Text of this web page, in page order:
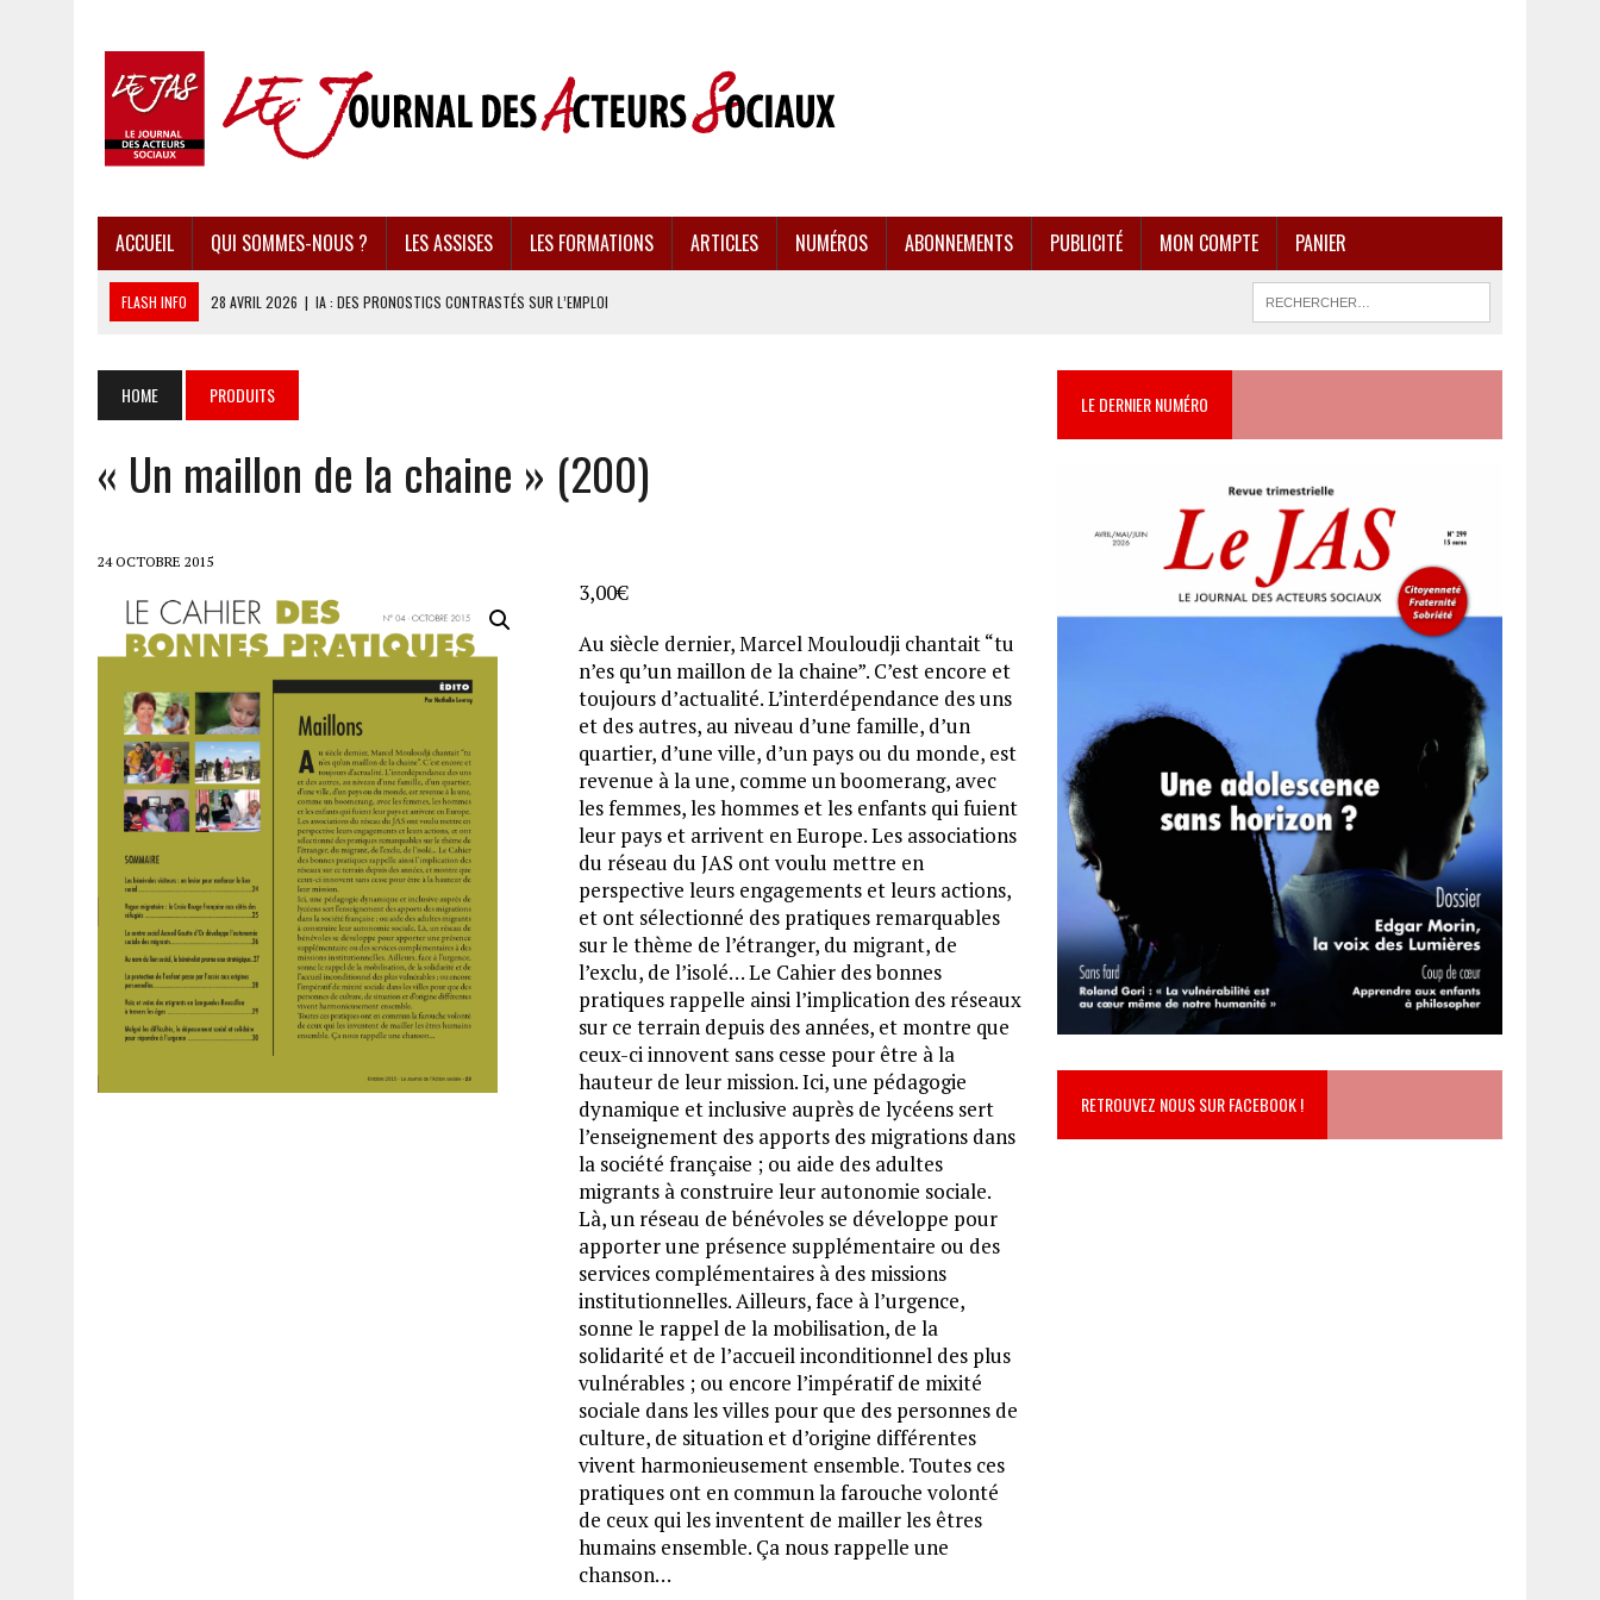
ACCUEIL QUI SOMMES-NOUS ? LES ASSISES LES FORMATIONS ARTICLES NUMÉROS ABONNEMENTS PUBLICITÉ MON COMPTE PANIER
FLASH INFO 28 AVRIL 2026 | IA : DES PRONOSTICS CONTRASTÉS SUR L’EMPLOI
28 AVRIL 2026 | PRESSE D’INFORMATION : UNE ÉCONOMIE DANGEREUSEMENT FRAGILISÉE
28 AVRIL 2026
CARAÏBES : LES RÉCIFS CORALLIENS AU BORD DE L’EFFONDREMENT
HOME PRODUITS
« Un maillon de la chaine » (200)
24 OCTOBRE 2015
3,00€
Au siècle dernier, Marcel Mouloudji chantait “tu
n’es qu’un maillon de la chaine”. C’est encore et
toujours d’actualité. L’interdépendance des uns
et des autres, au niveau d’une famille, d’un
quartier, d’une ville, d’un pays ou du monde, est
revenue à la une, comme un boomerang, avec
les femmes, les hommes et les enfants qui fuient
leur pays et arrivent en Europe. Les associations
du réseau du JAS ont voulu mettre en
perspective leurs engagements et leurs actions,
et ont sélectionné des pratiques remarquables
sur le thème de l’étranger, du migrant, de
l’exclu, de l’isolé… Le Cahier des bonnes
pratiques rappelle ainsi l’implication des réseaux
sur ce terrain depuis des années, et montre que
ceux-ci innovent sans cesse pour être à la
hauteur de leur mission. Ici, une pédagogie
dynamique et inclusive auprès de lycéens sert
l’enseignement des apports des migrations dans
la société française ; ou aide des adultes
migrants à construire leur autonomie sociale.
Là, un réseau de bénévoles se développe pour
apporter une présence supplémentaire ou des
services complémentaires à des missions
institutionnelles. Ailleurs, face à l’urgence,
sonne le rappel de la mobilisation, de la
solidarité et de l’accueil inconditionnel des plus
vulnérables ; ou encore l’impératif de mixité
sociale dans les villes pour que des personnes de
culture, de situation et d’origine différentes
vivent harmonieusement ensemble. Toutes ces
pratiques ont en commun la farouche volonté
de ceux qui les inventent de mailler les êtres
humains ensemble. Ça nous rappelle une
chanson…
LE DERNIER NUMÉRO
RETROUVEZ NOUS SUR FACEBOOK !